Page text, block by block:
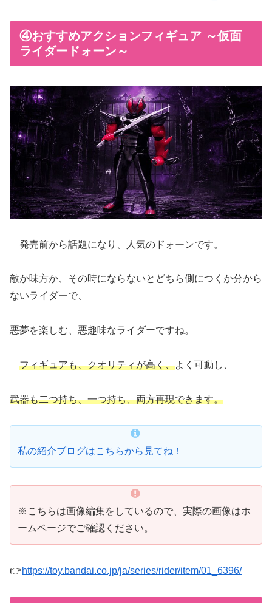
④おすすめアクションフィギュア ～仮面
ライダードォーン～
発売前から話題になり、人気のドォーンです。
敵か味方か、その時にならないとどちら側につくか分から
ないライダーで、
悪夢を楽しむ、悪趣味なライダーですね。
フィギュアも、クオリティが高く、よく可動し、
武器も二つ持ち、一つ持ち、両方再現できます。
私の紹介ブログはこちらから見てね！
※こちらは画像編集をしているので、実際の画像はホ
ームページでご確認ください。
👉https://toy.bandai.co.jp/ja/series/rider/item/01_6396/